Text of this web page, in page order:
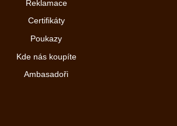
Reklamace
Certifikáty
Poukazy
Kde nás koupíte
Ambasadoři